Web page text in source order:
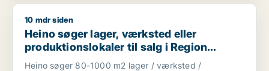
Heino søger lager, værksted eller produktionslokaler til salg
10 mdr siden
Heino søger lager, værksted eller
produktionslokaler til salg i Region
Sjælland
Heino søger 80-1000 m2 lager / værksted /